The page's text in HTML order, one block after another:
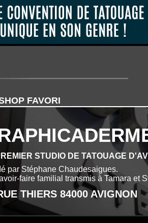
FAVORI
STUDIO DE TATOUAGE
par Stéphane Chaudesaigues.
faire familial transmis à Tamara et
THIERS 84000 AVIGNON